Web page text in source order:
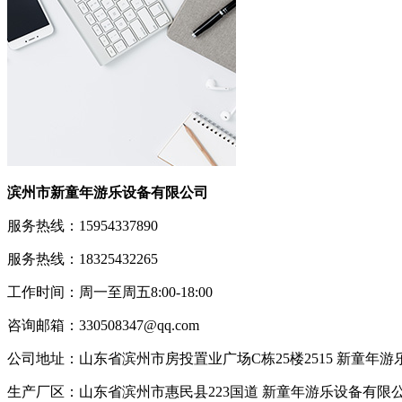
滨州市新童年游乐设备有限公司
服务热线：15954337890
服务热线：18325432265
工作时间：周一至周五8:00-18:00
咨询邮箱：330508347@qq.com
公司地址：山东省滨州市房投置业广场C栋25楼2515 新童年游
生产厂区：山东省滨州市惠民县223国道 新童年游乐设备有限